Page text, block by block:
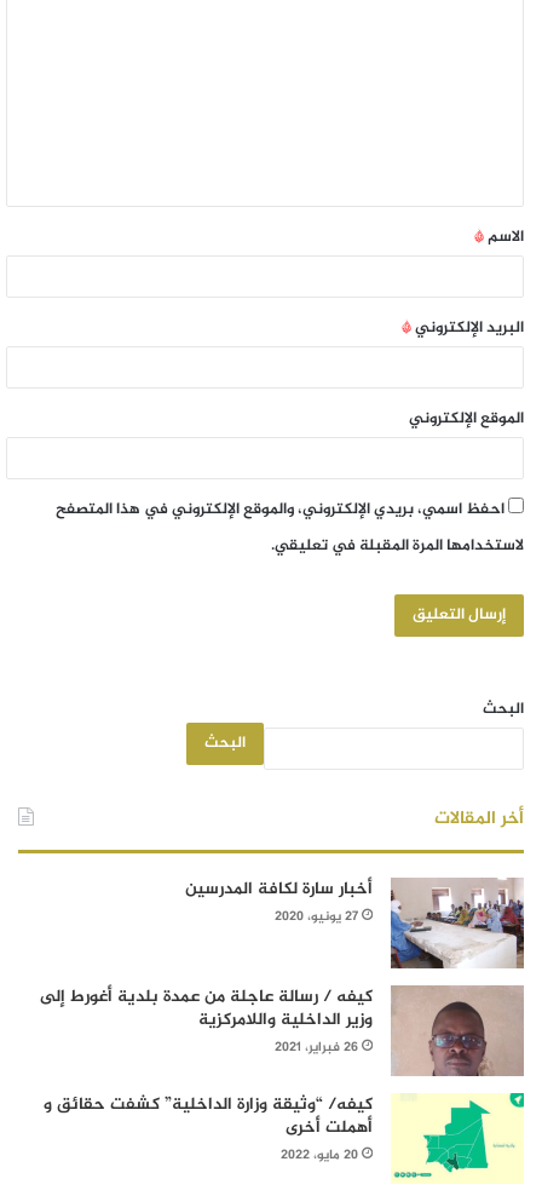
الاسم*
البريد الإلكتروني*
الموقع الإلكتروني
احفظ اسمي، بريدي الإلكتروني، والموقع الإلكتروني في هذا المتصفح
لاستخدامها المرة المقبلة في تعليقي.
البحث
البحث
أخر المقالات
أخبار سارة لكافة المدرسين
27 يونيو، 2020
كيفه / رسالة عاجلة من عمدة بلدية أغورط إلى
وزير الداخلية واللامركزية
26 فبراير، 2021
كيفه/ “وثيقة وزارة الداخلية” كشفت حقائق و
أهملت أخرى
20 مايو، 2022